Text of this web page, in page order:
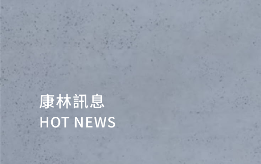
康林訊息
HOT NEWS